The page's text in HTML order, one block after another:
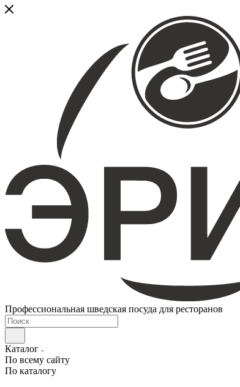
Профессиональная шведская посуда для ресторанов
Каталог
По всему сайту
По каталогу